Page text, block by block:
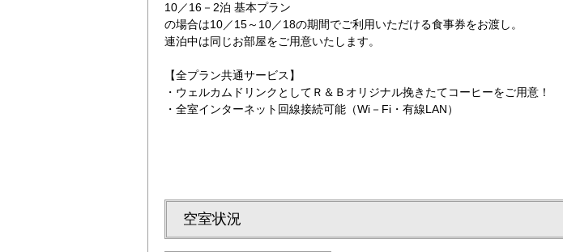
10／16－2泊 基本プラン
の場合は10／15～10／18の期間でご利用いただける食事券をお渡し。
連泊中は同じお部屋をご用意いたします。
【全プラン共通サービス】
・ウェルカムドリンクとしてＲ＆Ｂオリジナル挽きたてコーヒーをご用意！
・全室インターネット回線接続可能（Wi－Fi・有線LAN）
空室状況